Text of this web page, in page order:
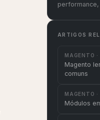
ARTIGOS
MAGENTO
Magento
comuns
MAGENTO
Módulos